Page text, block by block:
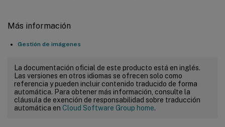
Más información
Gestión de imágenes
La documentación oficial de este producto está en inglés.
Las versiones en otros idiomas se ofrecen solo como
referencia y pueden incluir contenido traducido de forma
automática. Para obtener más información, consulte la
cláusula de exención de responsabilidad sobre traducción
automática en Cloud Software Group home.